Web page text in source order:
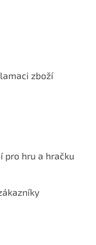
zboží
pro hru a hračku